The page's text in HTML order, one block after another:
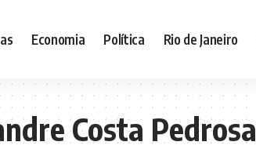
Economia Política Rio de Janeiro
Costa Pedrosa